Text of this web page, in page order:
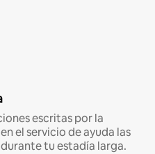
escritas por la
el servicio de ayuda las
durante tu estadía larga.